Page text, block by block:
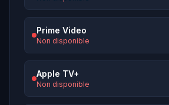
Prime Video
Non disponible
Apple TV+
Non disponible